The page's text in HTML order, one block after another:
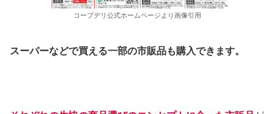
コープデリ公式ホームページより画像引用
スーパーなどで買える一部の市販品も購入できます。